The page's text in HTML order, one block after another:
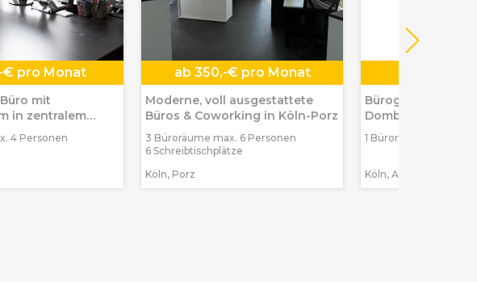
€ pro Monat
mit
in zentralem
4 Personen
ab 350,-€ pro Monat
Moderne, voll ausgestattete
Büros & Coworking in Köln-Porz
3 Büroräume max. 6 Personen
6 Schreibtischplätze
Köln, Porz
Domblick in
1 Büroraum max. 2
Köln, Altstadt-Nord